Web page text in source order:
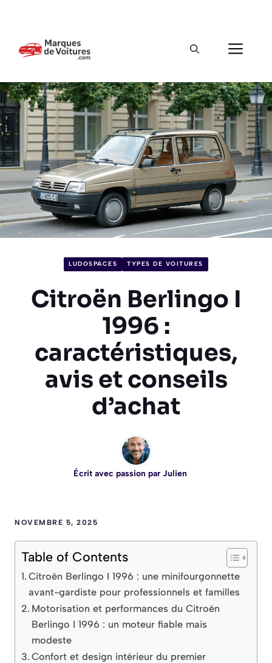
LUDOSPACES TYPES DE VOITURES
Citroën Berlingo I
1996 :
caractéristiques,
avis et conseils
d’achat
Écrit avec passion par Julien
NOVEMBRE 5, 2025
Table of Contents
Citroën Berlingo I 1996 : une minifourgonnette
avant-gardiste pour professionnels et familles
Motorisation et performances du Citroën
Berlingo I 1996 : un moteur fiable mais
modeste
Confort et design intérieur du premier